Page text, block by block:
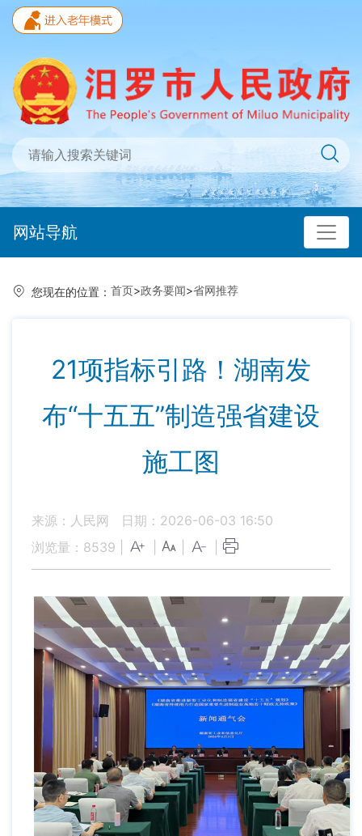
网站导航
您现在的位置： 首页>政务要闻>省网推荐
21项指标引路！湖南发
布“十五五”制造强省建设
施工图
来源：人民网
日期：2026-06-03 16:50
浏览量： 8539